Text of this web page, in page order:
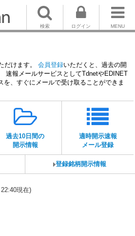
MENU
ログイン
検索
だけます。 会員登録いただくと、過去の開
速報メールサービスとしてTdnetやEDINET
を、すぐにメールで受け取ることができま
過去10日間の
開示情報
適時開示速報
メール登録
登録銘柄開示情報
現在)